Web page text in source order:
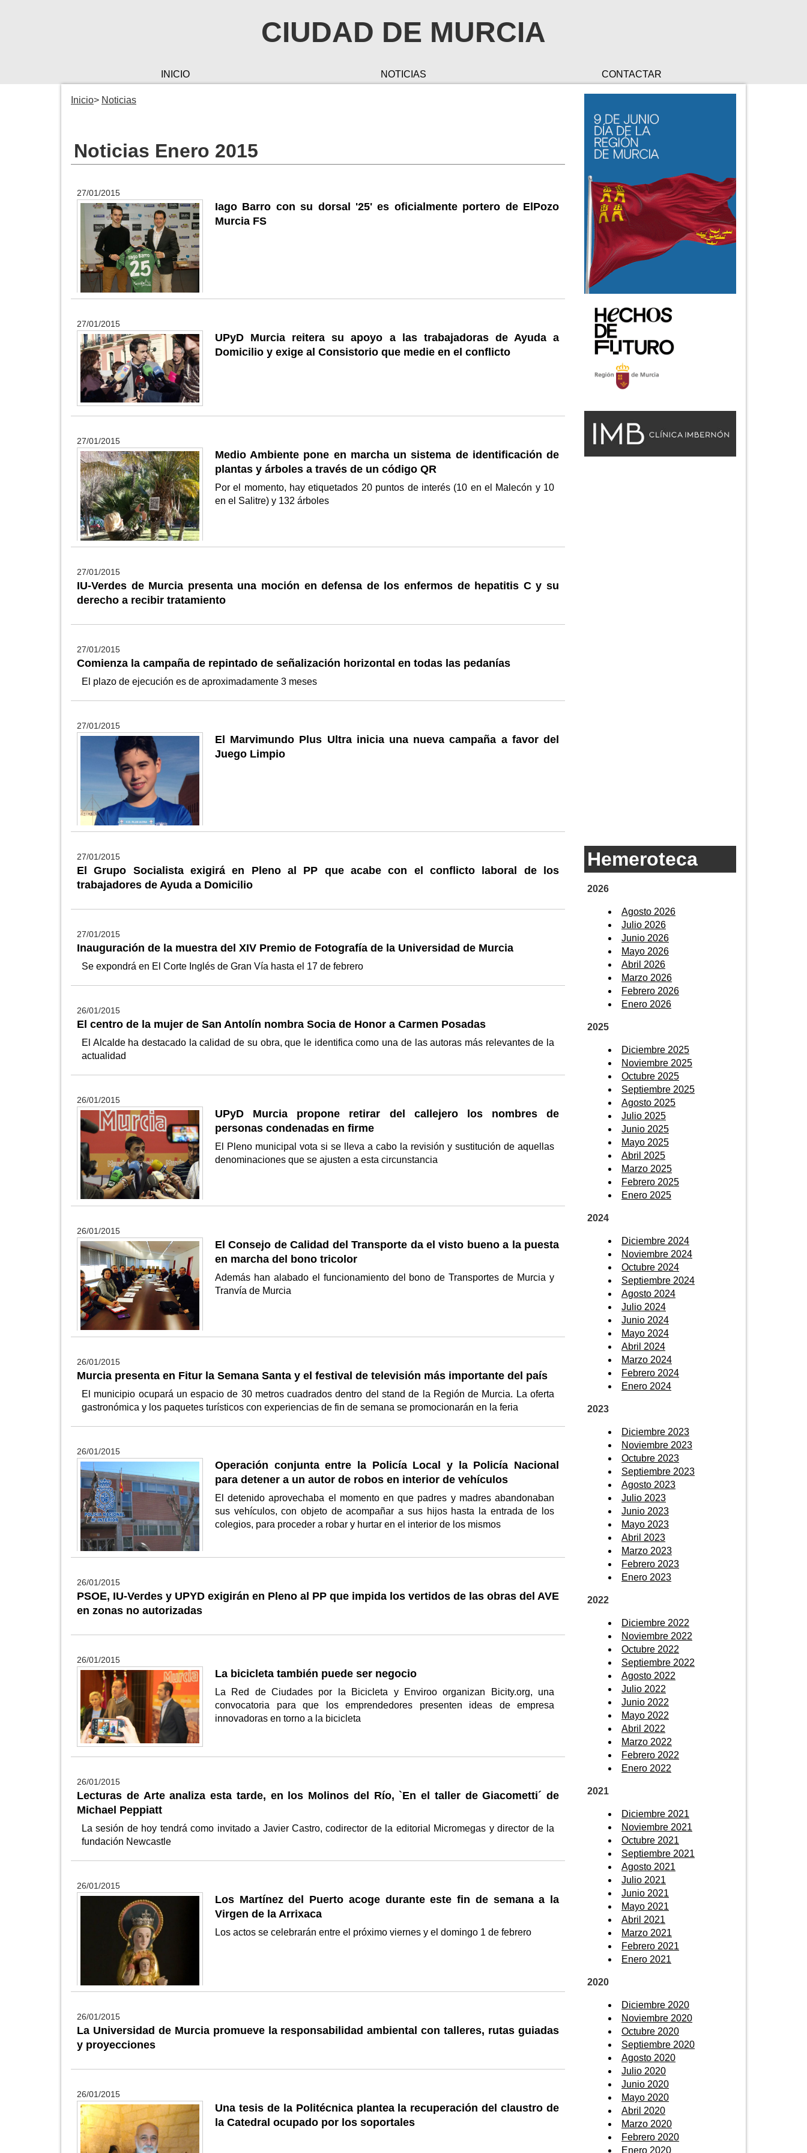
CIUDAD DE MURCIA
INICIO NOTICIAS CONTACTAR
Inicio Noticias
Noticias Enero 2015
27/01/2015
Iago Barro con su dorsal '25' es oficialmente portero de ElPozo
Murcia FS
27/01/2015
UPyD Murcia reitera su apoyo a las trabajadoras de Ayuda a
Domicilio y exige al Consistorio que medie en el conflicto
27/01/2015
Medio Ambiente pone en marcha un sistema de identificación de
plantas y árboles a través de un código QR
Por el momento, hay etiquetados 20 puntos de interés (10 en el Malecón y 10
en el Salitre) y 132 árboles
27/01/2015
IU-Verdes de Murcia presenta una moción en defensa de los enfermos de hepatitis C y su
derecho a recibir tratamiento
27/01/2015
Comienza la campaña de repintado de señalización horizontal en todas las pedanías
El plazo de ejecución es de aproximadamente 3 meses
27/01/2015
El Marvimundo Plus Ultra inicia una nueva campaña a favor del
Juego Limpio
27/01/2015
El Grupo Socialista exigirá en Pleno al PP que acabe con el conflicto laboral de los
trabajadores de Ayuda a Domicilio
27/01/2015
Inauguración de la muestra del XIV Premio de Fotografía de la Universidad de Murcia
Se expondrá en El Corte Inglés de Gran Vía hasta el 17 de febrero
26/01/2015
El centro de la mujer de San Antolín nombra Socia de Honor a Carmen Posadas
El Alcalde ha destacado la calidad de su obra, que le identifica como una de las autoras más relevantes de la
actualidad
26/01/2015
UPyD Murcia propone retirar del callejero los nombres de
personas condenadas en firme
El Pleno municipal vota si se lleva a cabo la revisión y sustitución de aquellas
denominaciones que se ajusten a esta circunstancia
26/01/2015
El Consejo de Calidad del Transporte da el visto bueno a la puesta
en marcha del bono tricolor
Además han alabado el funcionamiento del bono de Transportes de Murcia y
Tranvía de Murcia
26/01/2015
Murcia presenta en Fitur la Semana Santa y el festival de televisión más importante del país
El municipio ocupará un espacio de 30 metros cuadrados dentro del stand de la Región de Murcia. La oferta
gastronómica y los paquetes turísticos con experiencias de fin de semana se promocionarán en la feria
26/01/2015
Operación conjunta entre la Policía Local y la Policía Nacional
para detener a un autor de robos en interior de vehículos
El detenido aprovechaba el momento en que padres y madres abandonaban
sus vehículos, con objeto de acompañar a sus hijos hasta la entrada de los
colegios, para proceder a robar y hurtar en el interior de los mismos
26/01/2015
PSOE, IU-Verdes y UPYD exigirán en Pleno al PP que impida los vertidos de las obras del AVE
en zonas no autorizadas
26/01/2015
La bicicleta también puede ser negocio
La Red de Ciudades por la Bicicleta y Enviroo organizan Bicity.org, una
convocatoria para que los emprendedores presenten ideas de empresa
innovadoras en torno a la bicicleta
26/01/2015
Lecturas de Arte analiza esta tarde, en los Molinos del Río, `En el taller de Giacometti´ de
Michael Peppiatt
La sesión de hoy tendrá como invitado a Javier Castro, codirector de la editorial Micromegas y director de la
fundación Newcastle
26/01/2015
Los Martínez del Puerto acoge durante este fin de semana a la
Virgen de la Arrixaca
Los actos se celebrarán entre el próximo viernes y el domingo 1 de febrero
26/01/2015
La Universidad de Murcia promueve la responsabilidad ambiental con talleres, rutas guiadas
y proyecciones
26/01/2015
Una tesis de la Politécnica plantea la recuperación del claustro de
la Catedral ocupado por los soportales
Hemeroteca
2026
Agosto 2026
Julio 2026
Junio 2026
Mayo 2026
Abril 2026
Marzo 2026
Febrero 2026
Enero 2026
2025
Diciembre 2025
Noviembre 2025
Octubre 2025
Septiembre 2025
Agosto 2025
Julio 2025
Junio 2025
Mayo 2025
Abril 2025
Marzo 2025
Febrero 2025
Enero 2025
2024
Diciembre 2024
Noviembre 2024
Octubre 2024
Septiembre 2024
Agosto 2024
Julio 2024
Junio 2024
Mayo 2024
Abril 2024
Marzo 2024
Febrero 2024
Enero 2024
2023
Diciembre 2023
Noviembre 2023
Octubre 2023
Septiembre 2023
Agosto 2023
Julio 2023
Junio 2023
Mayo 2023
Abril 2023
Marzo 2023
Febrero 2023
Enero 2023
2022
Diciembre 2022
Noviembre 2022
Octubre 2022
Septiembre 2022
Agosto 2022
Julio 2022
Junio 2022
Mayo 2022
Abril 2022
Marzo 2022
Febrero 2022
Enero 2022
2021
Diciembre 2021
Noviembre 2021
Octubre 2021
Septiembre 2021
Agosto 2021
Julio 2021
Junio 2021
Mayo 2021
Abril 2021
Marzo 2021
Febrero 2021
Enero 2021
2020
Diciembre 2020
Noviembre 2020
Octubre 2020
Septiembre 2020
Agosto 2020
Julio 2020
Junio 2020
Mayo 2020
Abril 2020
Marzo 2020
Febrero 2020
Enero 2020